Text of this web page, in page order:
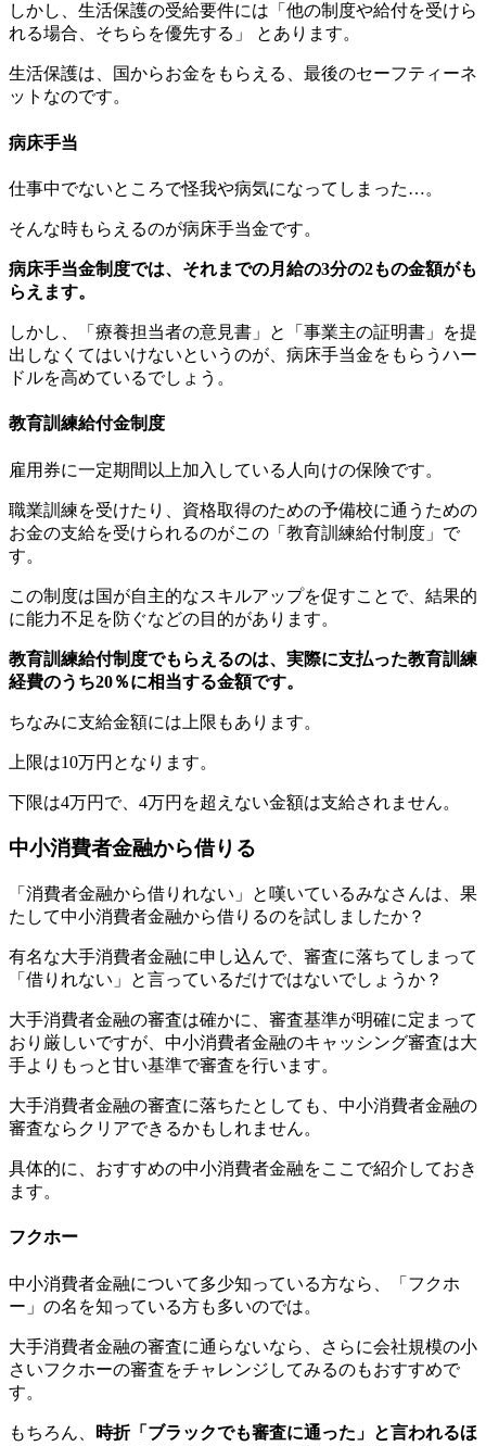
しかし、生活保護の受給要件には
他の制度や給付を受けら
れる場合、そちらを優先する
とあります。
生活保護は、国からお金をもらえる、最後のセーフティーネ
ットなのです。
病床手当
仕事中でないところで怪我や病気になってしまった…。
そんな時もらえるのが病床手当金です。
病床手当金制度では、それまでの月給の3分の2もの金額がも
らえます。
しかし、「療養担当者の意見書」と「事業主の証明書」を提
出しなくてはいけないというのが、病床手当金をもらうハー
ドルを高めているでしょう。
教育訓練給付金制度
雇用券に一定期間以上加入している人向けの保険です。
職業訓練を受けたり、資格取得のための予備校に通うための
お金の支給を受けられるのがこの「教育訓練給付制度」で
す。
この制度は国が自主的なスキルアップを促すことで、結果的
に能力不足を防ぐなどの目的があります。
教育訓練給付制度でもらえるのは、実際に支払った教育訓練
経費のうち20％に相当する金額です。
ちなみに支給金額には上限もあります。
上限は10万円となります。
下限は4万円で、4万円を超えない金額は支給されません。
中小消費者金融から借りる
「消費者金融から借りれない」と嘆いているみなさんは、果
たして中小消費者金融から借りるのを試しましたか？
有名な大手消費者金融に申し込んで、審査に落ちてしまって
「借りれない」と言っているだけではないでしょうか？
大手消費者金融の審査は確かに、審査基準が明確に定まって
おり厳しいですが、中小消費者金融のキャッシング審査は大
手よりもっと甘い基準で審査を行います。
大手消費者金融の審査に落ちたとしても、中小消費者金融の
審査ならクリアできるかもしれません。
具体的に、おすすめの中小消費者金融をここで紹介しておき
ます。
フクホー
中小消費者金融について多少知っている方なら、「フクホ
ー」の名を知っている方も多いのでは。
大手消費者金融の審査に通らないなら、さらに会社規模の小
さいフクホーの審査をチャレンジしてみるのもおすすめで
す。
もちろん、
時折「ブラックでも審査に通った」と言われるほ